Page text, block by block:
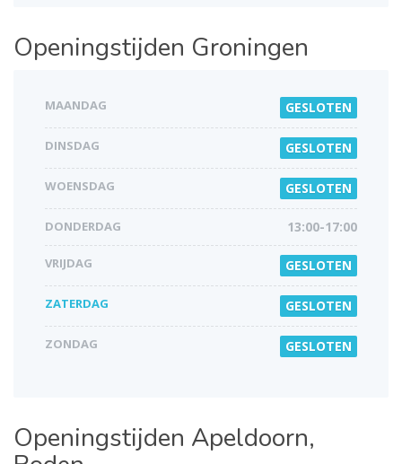
Openingstijden Groningen
MAANDAG GESLOTEN
DINSDAG GESLOTEN
WOENSDAG GESLOTEN
DONDERDAG 13:00-17:00
VRIJDAG GESLOTEN
ZATERDAG GESLOTEN
ZONDAG GESLOTEN
Openingstijden Apeldoorn,